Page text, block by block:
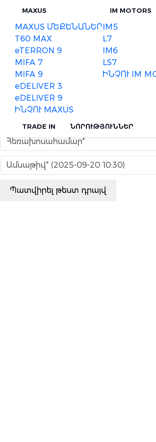
MAXUS
MAXUS ՄԵՔԵՆԱՆԵՐ
T60 MAX
eTERRON 9
MIFA 7
MIFA 9
eDELIVER 3
eDELIVER 9
ԻՆՉՈՒ MAXUS
IM MOTORS
IM5
L7
IM6
LS7
ԻՆՉՈՒ IM
TRADE IN ՆՈՐՈՒԹՅՈՒՆՆԵՐ
Ո՞ր մոդելն եք ցանկանում ամրագրել։